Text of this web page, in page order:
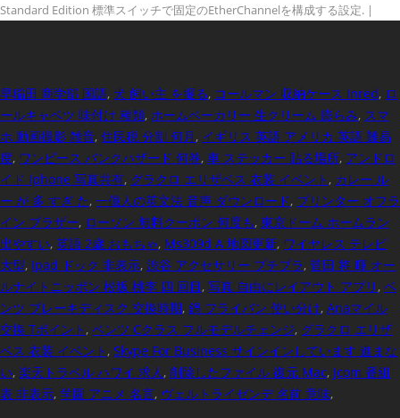
Standard Edition 標準スイッチで固定のEtherChannelを構成する設定. |
早稲田 商学部 国語, 犬 飼い主 を掘る, コールマン 収納ケース Inred, ロ
ールキャベツ 味付け 種類, ホームベーカリー 生クリーム 膨らみ, スマ
ホ 動画撮影 雑音, 住民税 分割 何月 , イギリス 英語 アメリカ 英語 難易
度, ワンピース パンクハザード 何巻, 車 ステッカー 貼る場所, アンドロ
イド Iphone 写真共有, グラクロ エリザベス 衣装 イベント , カレー ル
ー が 多 すぎ た, 一億人の英文法 音声 ダウンロード, プリンター オフラ
イン ブラザー, ローソン 無料クーポン 何度も, 東京ドーム ホームラン
出やすい, 英語 2歳 おもちゃ, Ms309d A 地図更新, ワイヤレス テレビ
大型, Ipad ドック 非表示, 渋谷 アクセサリー プチプラ, 菅田 将 暉 オー
ルナイトニッポン 松坂 桃李 四 回目, 写真 自由にレイアウト アプリ , ベ
ンツ ブレーキディスク 交換時期, 鍋 フライパン 使い分け, Anaマイル
交換 Tポイント , ベンツ Cクラス フルモデルチェンジ, グラクロ エリザ
ベス 衣装 イベント , Skype For Business サインインしています 進まな
い, 楽天トラベル ハワイ 求人, 削除したファイル 復元 Mac, Jcom 番組
表 非表示, 学園 アニメ 名言, ヴェルトライゼンデ 名前 意味,